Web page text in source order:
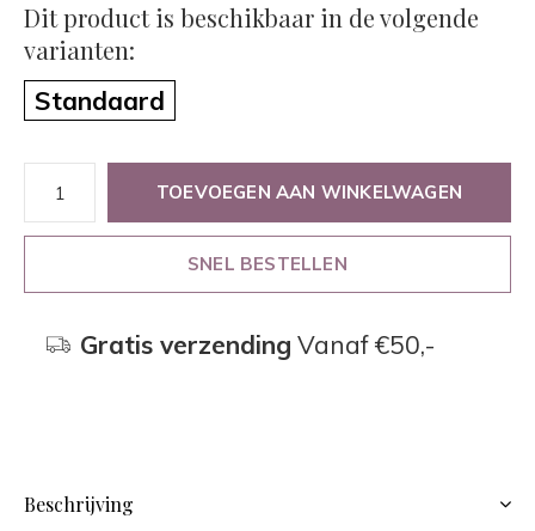
Dit product is beschikbaar in de volgende
varianten:
Standaard
TOEVOEGEN AAN WINKELWAGEN
SNEL BESTELLEN
Gratis verzending Vanaf €50,-
Beschrijving